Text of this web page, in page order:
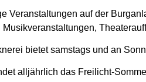
Veranstaltungen auf der
Musikveranstaltungen,
bietet samstags und an
alljährlich das Freilicht-